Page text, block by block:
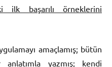
ilk başarılı örneklerini
amaçlamış; bütün
yazmış; kendi